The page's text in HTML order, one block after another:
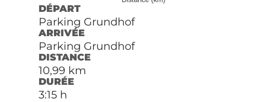
DÉPART
Parking Grundhof
ARRIVÉE
Parking Grundhof
DISTANCE
10,99 km
DURÉE
3:15 h